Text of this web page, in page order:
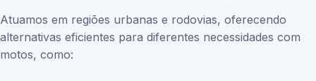
Atuamos em regiões urbanas e rodovias, oferecendo
alternativas eficientes para diferentes necessidades com
motos, como: